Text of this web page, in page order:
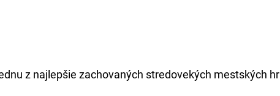
z najlepšie zachovaných stredovekých mestských